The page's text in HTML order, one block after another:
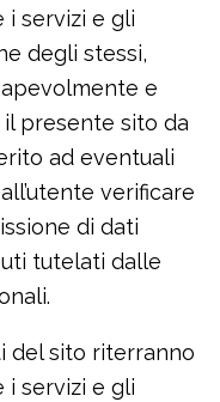
servizi e gli
degli stessi,
e
presente sito da
ad eventuali
verificare
di dati
tutelati dalle
del sito riterranno
servizi e gli